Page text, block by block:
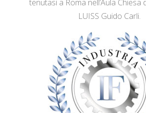
tenutasi a Roma nell’Aula Chiesa
LUISS Guido Carli.